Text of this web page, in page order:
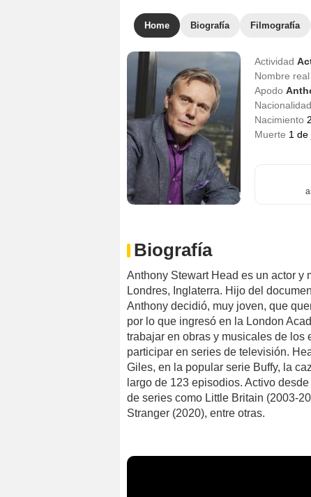
Home Biografía Filmografía
Actividad
Nombre real
Apodo
Nacionalidad
Nacimiento
Muerte 1 de
Biografía
Anthony Stewart Head es un actor y
Londres, Inglaterra. Hijo del
Anthony decidió, muy joven, que
por lo que ingresó en la London
trabajar en obras y musicales de los
participar en series de televisión.
Giles, en la popular serie Buffy, la
largo de 123 episodios. Activo
de series como Little Britain (2003-
Stranger (2020), entre otras.